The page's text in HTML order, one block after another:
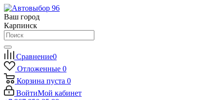
Ваш город
Карпинск
Сравнение0
Отложенные 0
Корзина пуста 0
ВойтиМой кабинет